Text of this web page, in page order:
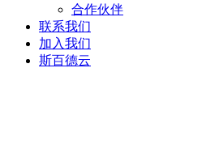
合作伙伴
联系我们
加入我们
斯百德云